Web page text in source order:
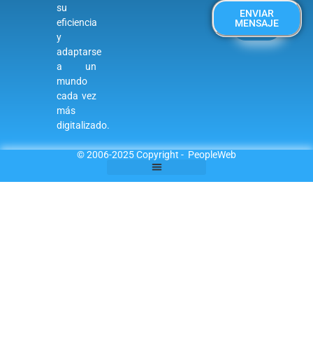
su
eficiencia
y
adaptarse
a un
mundo
cada vez
más
digitalizado.
ENVIAR
MENSAJE
© 2006-2025 Copyright - PeopleWeb